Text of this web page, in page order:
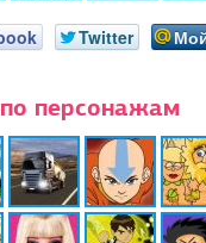
Twitter
персонажам